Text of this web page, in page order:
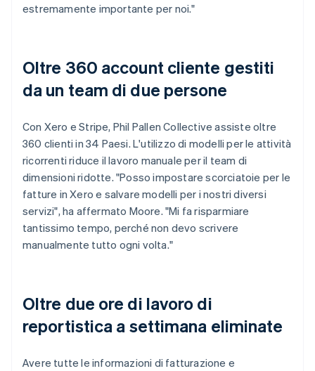
estremamente importante per noi."
Oltre 360 account cliente gestiti
da un team di due persone
Con Xero e Stripe, Phil Pallen Collective assiste oltre
360 clienti in 34 Paesi. L'utilizzo di modelli per le attività
ricorrenti riduce il lavoro manuale per il team di
dimensioni ridotte. "Posso impostare scorciatoie per le
fatture in Xero e salvare modelli per i nostri diversi
servizi", ha affermato Moore. "Mi fa risparmiare
tantissimo tempo, perché non devo scrivere
manualmente tutto ogni volta."
Oltre due ore di lavoro di
reportistica a settimana eliminate
Avere tutte le informazioni di fatturazione e